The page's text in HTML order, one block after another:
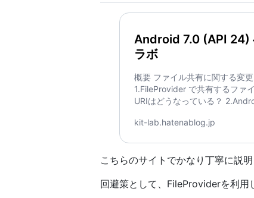
Android 7.0 (API 24)
ラボ
概要 ファイル共有に関する変
1.FileProvider で共有するフ
URIはどうなっている？
kit-lab.hatenablog.jp
Go to Android 7.0 (API 24) へ
こちらのサイトでかなり丁寧に説
回避策として、FileProviderを利用